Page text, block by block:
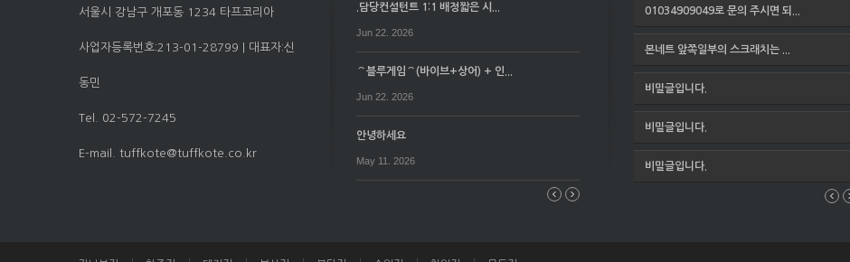
서울시 강남구 개포동 1234 타프코리아
사업자등록번호:213-01-28799 | 대표자:신
동민
Tel. 02-572-7245
E-mail. tuffkote@tuffkote.co.kr
.담당컨설턴트 1:1 배정짧은 시...
Jun 22. 2026
⌒블루게임⌒(바이브+상어) + 인...
Jun 22. 2026
안녕하세요
May 11. 2026
01034909049로 문의 주시면 되...
본네트 앞쪽일부의 스크래치는 ...
비밀글입니다.
비밀글입니다.
비밀글입니다.